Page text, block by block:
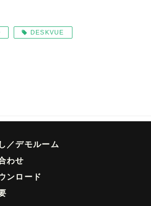
DESKVUE
／デモルーム
わせ
ンロード